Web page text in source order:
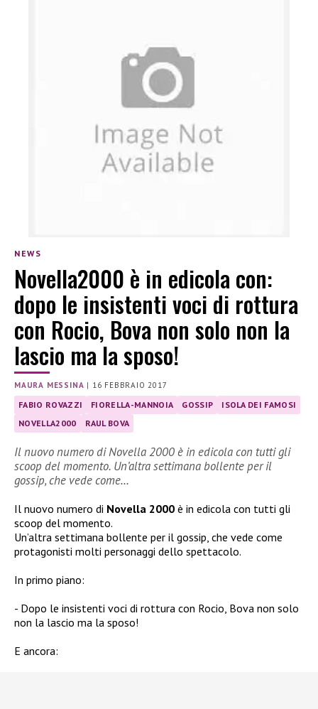
NEWS
Novella2000 è in edicola con:
dopo le insistenti voci di rottura
con Rocio, Bova non solo non la
lascio ma la sposo!
MAURA MESSINA | 16 FEBBRAIO 2017
FABIO ROVAZZI FIORELLA-MANNOIA GOSSIP
ISOLA DEI FAMOSI
NOVELLA2000
RAUL BOVA
Il nuovo numero di Novella 2000 è in edicola con tutti gli
scoop del momento. Un’altra settimana bollente per il
gossip, che vede come…
Il nuovo numero di Novella 2000 è in edicola con tutti gli
scoop del momento.
Un’altra settimana bollente per il gossip, che vede come
protagonisti molti personaggi dello spettacolo.
In primo piano:
Dopo le insistenti voci di rottura con Rocio, Bova non solo
non la lascio ma la sposo!
E ancora: